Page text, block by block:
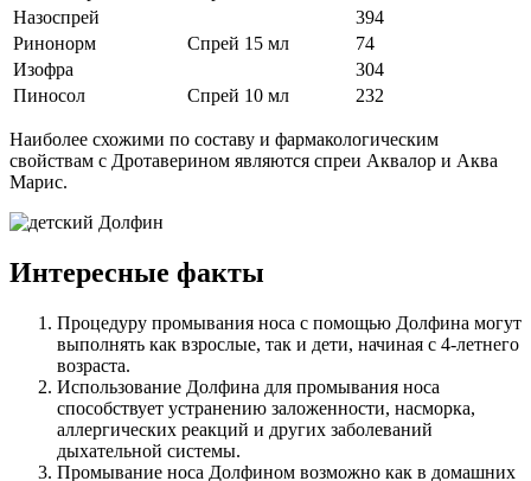
Назоспрей
Спрей 15 мл
394
Ринонорм
74
Изофра
304
Пиносол
Спрей 10 мл 232
Наиболее схожими по составу и фармакологическим
свойствам с Дротаверином являются спреи Аквалор и Аква
Марис.
Интересные факты
Процедуру промывания носа с помощью Долфина могут
выполнять как взрослые, так и дети, начиная с 4-летнего
возраста.
Использование Долфина для промывания носа
способствует устранению заложенности, насморка,
аллергических реакций и других заболеваний
дыхательной системы.
Промывание носа Долфином возможно как в домашних